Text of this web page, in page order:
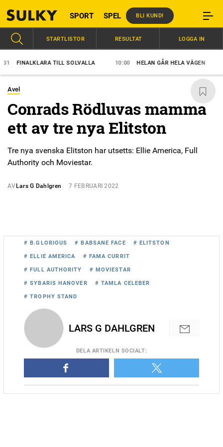
SPORT SPEL BLI KUND!
FINALKLARA TILL SOLVALLA 10:00 HELAN GÅR HELA VÄGEN
STARTLISTOR RESULTAT LOGGA IN
Avel
Conrads Rödluvas mamma
ett av tre nya Elitston
Tre nya svenska Elitston har utsetts: Ellie America, Full
Authority och Moviestar.
AV Lars G Dahlgren 7 FEBRUARI 2022
Conrads Rödluva. Foto Mathias Hedlund/Sulkysport
# B.GLORIOUS # BABSANE FACE # ELITSTON
# ELLIE AMERICA # FAMA CURRIT
# FULL AUTHORITY # MOVIESTAR
# SYBARIS HANOVER # TAMLA CELEBER
# TROPHY STAND
LARS G DAHLGREN
DELA ARTIKELN SOCIALT: